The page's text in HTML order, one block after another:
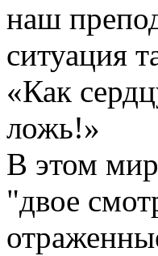
наш
ситуация
«Как
ложь!»
В этом
"двое